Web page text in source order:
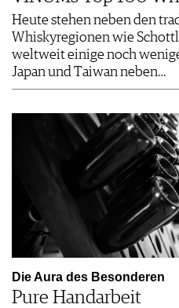
Heute stehen neben den
Whiskyregionen wie
weltweit einige noch
Japan und Taiwan neben…
Die Aura des Besonderen
Pure Handarbeit